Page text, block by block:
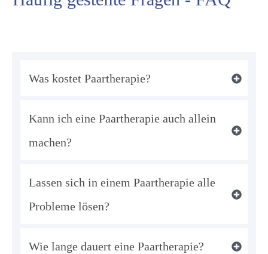
Was kostet Paartherapie?
Kann ich eine Paartherapie auch allein
machen?
Lassen sich in einem Paartherapie alle
Probleme lösen?
Wie lange dauert eine Paartherapie?